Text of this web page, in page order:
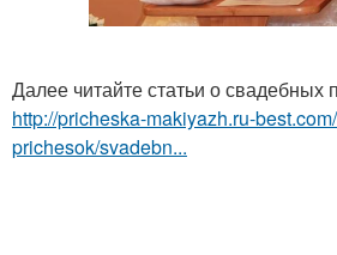
Далее читайте статьи о свадебных
http://pricheska-makiyazh.ru-
prichesok/svadebn...